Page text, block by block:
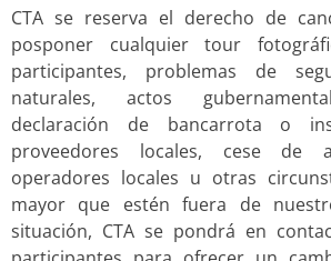
CTA se reserva el derecho de
posponer cualquier tour
participantes, problemas de
naturales, actos
declaración de bancarrota o
proveedores locales, cese de
operadores locales u otras
mayor que estén fuera de
situación, CTA se pondrá en